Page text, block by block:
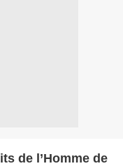
de l’Homme de